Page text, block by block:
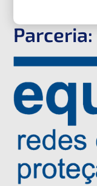
Parceria: